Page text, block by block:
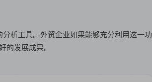
析工具。外贸企业如果能够充分利用这一功
的发展成果。